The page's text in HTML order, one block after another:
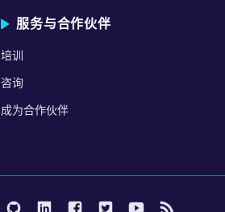
服务与合作伙伴
培训
咨询
成为合作伙伴